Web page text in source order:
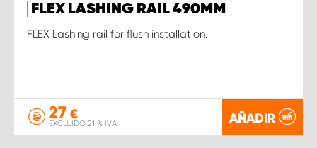
FLEX LASHING RAIL 490MM
FLEX Lashing rail for flush installation.
27 €
EXCLUIDO 21 % IVA AÑADIR